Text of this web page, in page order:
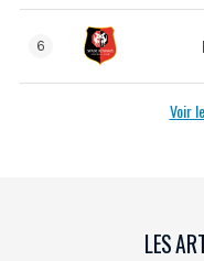
6
Voir
LES